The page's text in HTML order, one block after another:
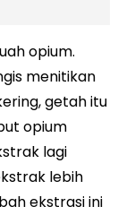
opium.
menitikan
getah itu
opium
lagi
lebih
ekstrasi ini